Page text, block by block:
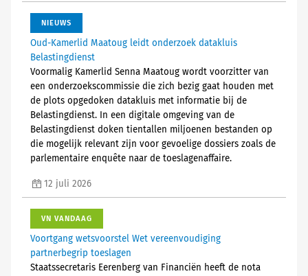
NIEUWS
Oud-Kamerlid Maatoug leidt onderzoek datakluis
Belastingdienst
Voormalig Kamerlid Senna Maatoug wordt voorzitter van
een onderzoekscommissie die zich bezig gaat houden met
de plots opgedoken datakluis met informatie bij de
Belastingdienst. In een digitale omgeving van de
Belastingdienst doken tientallen miljoenen bestanden op
die mogelijk relevant zijn voor gevoelige dossiers zoals de
parlementaire enquête naar de toeslagenaffaire.
12 juli 2026
VN VANDAAG
Voortgang wetsvoorstel Wet vereenvoudiging
partnerbegrip toeslagen
Staatssecretaris Eerenberg van Financiën heeft de nota